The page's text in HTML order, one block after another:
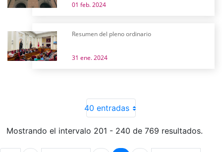
01 feb. 2024
Resumen del pleno ordinario
31 ene. 2024
40 entradas
Mostrando el intervalo 201 - 240 de 769 resultados.